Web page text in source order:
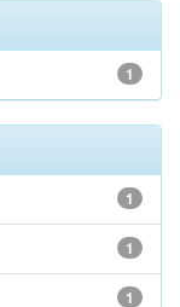
1
1
1
1